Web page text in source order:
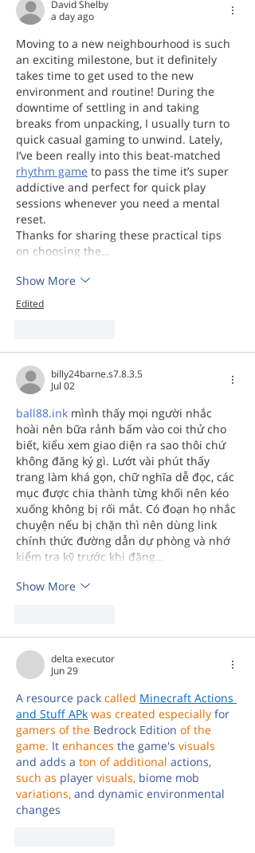
David Shelby
a day ago
Moving to a new neighbourhood is such
an exciting milestone, but it definitely
takes time to get used to the new
environment and routine! During the
downtime of settling in and taking
breaks from unpacking, I usually turn to
quick casual gaming to unwind. Lately,
I’ve been really into this beat-matched
rhythm game to pass the time it’s super
addictive and perfect for quick play
sessions whenever you need a mental
reset.
Thanks for sharing these practical tips
on choosing the…
Show More
Edited
billy24barne.s7.8.3.5
Jul 02
ball88.ink mình thấy mọi người nhắc
hoài nên bữa rảnh bấm vào coi thử cho
biết, kiểu xem giao diện ra sao thôi chứ
không đăng ký gì. Lướt vài phút thấy
trang làm khá gọn, chữ nghĩa dễ đọc, các
mục được chia thành từng khối nên kéo
xuống không bị rối mắt. Có đoạn họ nhắc
chuyện nếu bị chặn thì nên dùng link
chính thức đường dẫn dự phòng và nhớ
kiểm tra kỹ trước khi đăng…
Show More
delta executor
Jun 29
A resource pack called Minecraft Actions
and Stuff APk was created especially for
gamers of the Bedrock Edition of the
game. It enhances the game's visuals
and adds a ton of additional actions,
such as player visuals, biome mob
variations, and dynamic environmental
changes